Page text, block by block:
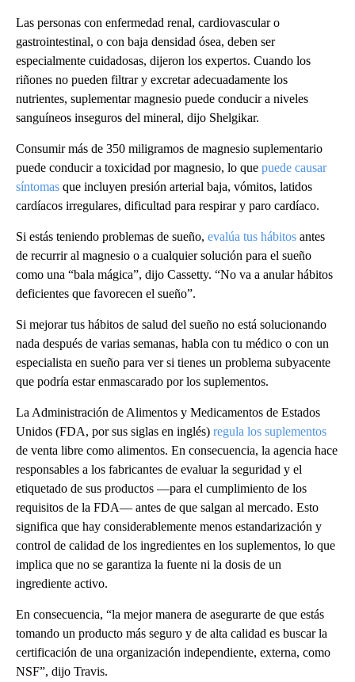
Las personas con enfermedad renal, cardiovascular o
gastrointestinal, o con baja densidad ósea, deben ser
especialmente cuidadosas, dijeron los expertos. Cuando los
riñones no pueden filtrar y excretar adecuadamente los
nutrientes, suplementar magnesio puede conducir a niveles
sanguíneos inseguros del mineral, dijo Shelgikar.
Consumir más de 350 miligramos de magnesio suplementario
puede conducir a toxicidad por magnesio, lo que puede causar
síntomas que incluyen presión arterial baja, vómitos, latidos
cardíacos irregulares, dificultad para respirar y paro cardíaco.
Si estás teniendo problemas de sueño, evalúa tus hábitos antes
de recurrir al magnesio o a cualquier solución para el sueño
como una “bala mágica”, dijo Cassetty. “No va a anular hábitos
deficientes que favorecen el sueño”.
Si mejorar tus hábitos de salud del sueño no está solucionando
nada después de varias semanas, habla con tu médico o con un
especialista en sueño para ver si tienes un problema subyacente
que podría estar enmascarado por los suplementos.
La Administración de Alimentos y Medicamentos de Estados
Unidos (FDA, por sus siglas en inglés) regula los suplementos
de venta libre como alimentos. En consecuencia, la agencia hace
responsables a los fabricantes de evaluar la seguridad y el
etiquetado de sus productos —para el cumplimiento de los
requisitos de la FDA— antes de que salgan al mercado. Esto
significa que hay considerablemente menos estandarización y
control de calidad de los ingredientes en los suplementos, lo que
implica que no se garantiza la fuente ni la dosis de un
ingrediente activo.
En consecuencia, “la mejor manera de asegurarte de que estás
tomando un producto más seguro y de alta calidad es buscar la
certificación de una organización independiente, externa, como
NSF”, dijo Travis.